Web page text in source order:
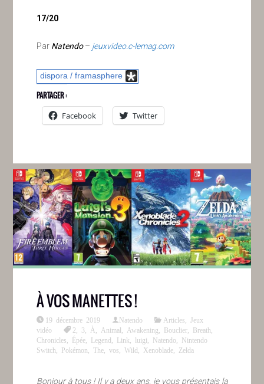
17/20
Par Natendo– jeuxvideo.c-lemag.com
dispora / framasphere
PARTAGER :
Facebook
Twitter
À VOS MANETTES !
19 décembre 2019 Natendo Articles
Jeux
vidéo
2 3 À Animal Awakening Bouclier Breath
Chronicles
Épée Legend Link luigi Natendo
Nintendo
Switch
Pokémon ,The ,vos ,Wild Xenoblade Zelda
Bonjour à tous ! Il y a deux ans, je vous présentais la